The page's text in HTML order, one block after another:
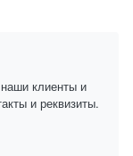
клиенты и
и реквизиты.